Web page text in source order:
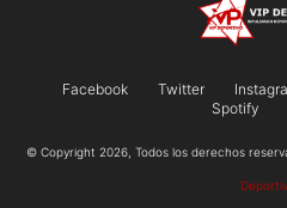
Facebook Twitter
Spotify
© Copyright 2026, Todos los derechos